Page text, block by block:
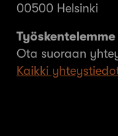
00500 Helsinki
Ota suoraan
Kaikki